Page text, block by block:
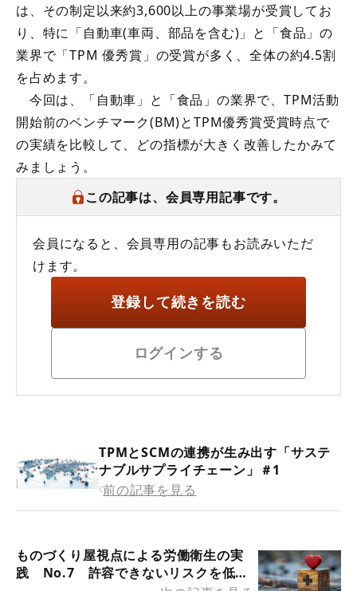
は、その制定以来約3,600以上の事業場が受賞してお
り、特に「自動車(車両、部品を含む)」と「食品」の
業界で「TPM 優秀賞」の受賞が多く、全体の約4.5割
を占めます。
今回は、「自動車」と「食品」の業界で、TPM活動
開始前のベンチマーク(BM)とTPM優秀賞受賞時点で
の実績を比較して、どの指標が大きく改善したかみて
みましょう。
この記事は、会員専用記事です。
会員になると、会員専用の記事もお読みいただ
けます。
登録して続きを読む
ログインする
TPMとSCMの連携が生み出す「サステ
ナブルサプライチェーン」＃1
前の記事を見る
ものづくり屋視点による労働衛生の実
践 No.7 許容できないリスクを低減